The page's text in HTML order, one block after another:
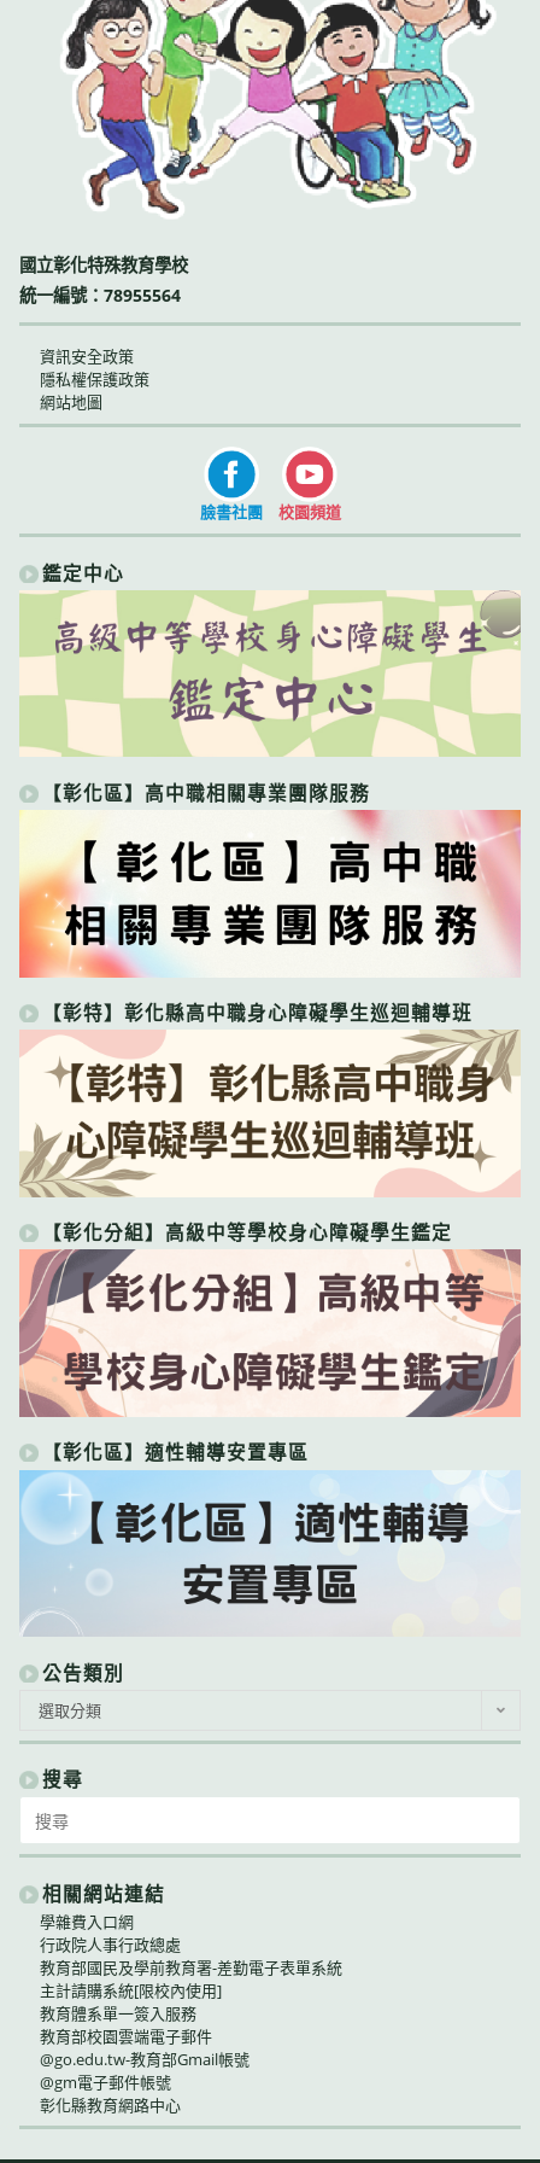
國立彰化特殊教育學校
統一編號：78955564
資訊安全政策
隱私權保護政策
網站地圖
臉書社團 校園頻道
鑑定中心
【彰化區】高中職相關專業團隊服務
【彰特】彰化縣高中職身心障礙學生巡迴輔導班
【彰化分組】高級中等學校身心障礙學生鑑定
【彰化區】適性輔導安置專區
公告類別
類
別
選取分類
搜尋
for:
相關網站連結
學雜費入口網
行政院人事行政總處
教育部國民及學前教育署-差勤電子表單系統
主計請購系統[限校內使用]
教育體系單一簽入服務
教育部校園雲端電子郵件
@go.edu.tw-教育部Gmail帳號
@gm電子郵件帳號
彰化縣教育網路中心